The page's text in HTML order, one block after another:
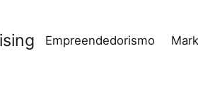
Empreendedorismo